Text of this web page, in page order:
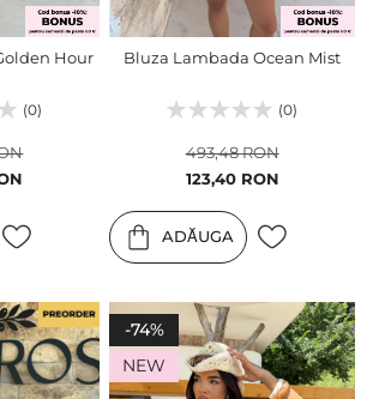
Hour
(0)
Bluza Lambada Ocean Mist
(0)
Pret
123,40 RON
493,48 RON
ADĂUGA
-74%
NEW